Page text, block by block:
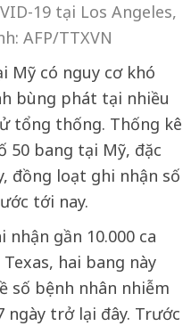
19 tại Los Angeles,
AFP/TTXVN
Mỹ có nguy cơ khó
bùng phát tại nhiều
tổng thống. Thống kê
50 bang tại Mỹ, đặc
đồng loạt ghi nhận số
tới nay.
gần 10.000 ca
hai bang này
số bệnh nhân nhiễm
trở lại đây. Trước